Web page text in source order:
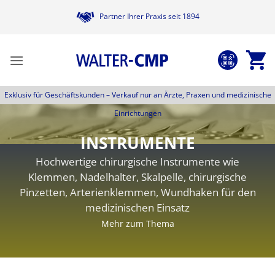
Partner Ihrer Praxis seit 1894
Exklusiv für Geschäftskunden –Verkauf nur an Ärzte, Praxen und medizinische
Einrichtungen
INSTRUMENTE
Hochwertige chirurgische Instrumente wie
Klemmen, Nadelhalter, Skalpelle, chirurgische
Pinzetten, Arterienklemmen, Wundhaken für den
medizinischen Einsatz
Mehr zum Thema